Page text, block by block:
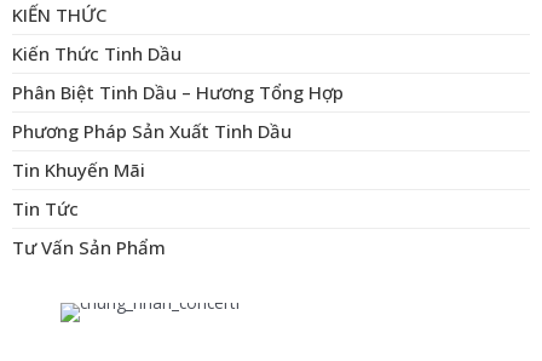
KIẾN THỨC
Kiến Thức Tinh Dầu
Phân Biệt Tinh Dầu – Hương Tổng Hợp
Phương Pháp Sản Xuất Tinh Dầu
Tin Khuyến Mãi
Tin Tức
Tư Vấn Sản Phẩm